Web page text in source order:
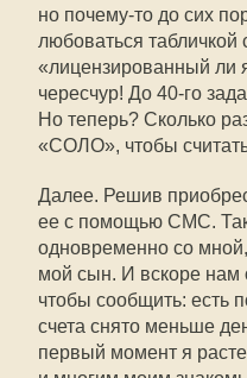
но почему-то до сих
любоваться
«лицензированный ли
чересчур! До 40-го
Но теперь? Сколько
«СОЛО», чтобы
Далее. Решив
ее с помощью СМС. Так
одновременно со
мой сын. И вскоре нам
чтобы сообщить: есть
счета снято меньше
первый момент я